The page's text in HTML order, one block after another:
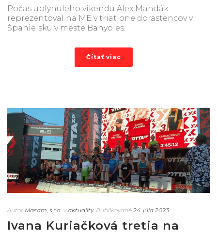
Počas uplynulého víkendu Alex Mandák
reprezentoval na ME v triatlone dorastencov v
Španielsku v meste Banyoles.
Čítať viac
Autor Masam, s.r.o. v aktuality Publikované 24. júla 2023
Ivana Kuriačková tretia na